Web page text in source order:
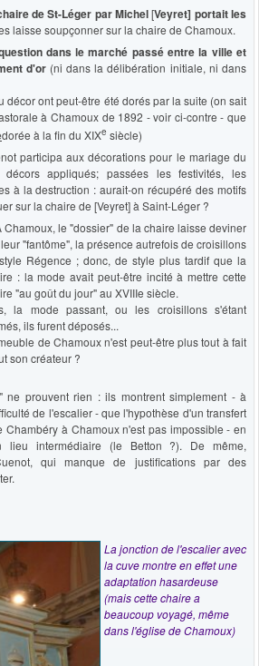
de St-Léger par Michel[Veyret] portait les
laisse soupçonner sur la chaire de Chamoux.
dans le marché passé entre la ville et
d'or(ni dans la délibération initiale, ni dans
décor ont peut-être été dorés par la suite (on sait
à Chamoux de 1892 - voir ci-contre - que
dorée à la fin du XIXe siècle)
participa aux décorations pour le mariage du
appliqués; passées les festivités, les
à la destruction : aurait-on récupéré des motifs
sur la chaire de [Veyret] à Saint-Léger ?
Chamoux, le "dossier" de la chaire laisse deviner
"fantôme", la présence autrefois de croisillons
Régence ; donc, de style plus tardif que la
: la mode avait peut-être incité à mettre cette
"au goût du jour" au XVIIIe siècle.
la mode passant, ou les croisillons s'étant
ils furent déposés...
de Chamoux n'est peut-être plus tout à fait
son créateur ?
ne prouvent rien : ils montrent simplement - à
de l'escalier - que l'hypothèse d'un transfert
à Chamoux n'est pas impossible - en
lieu intermédiaire (le Betton ?). De même,
qui manque de justifications par des
La jonction de l'escalier avec
la cuve montre en effet une
adaptation hasardeuse
(mais cette chaire a
beaucoup voyagé, même
dans l'église de Chamoux)